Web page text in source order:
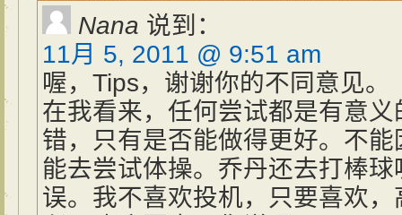
Nana 说到：
11月 5, 2011 @ 9:51 am
喔，Tips，谢谢你的不同意见。
在我看来，任何尝试都是有意
错，只有是否能做得更好。不
能去尝试体操。乔丹还去打棒
误。我不喜欢投机，只要喜欢